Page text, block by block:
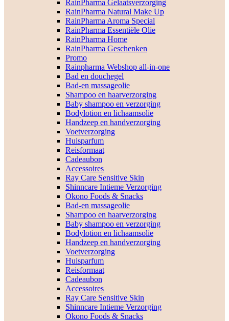
RainPharma Gelaatsverzorging
RainPharma Natural Make Up
RainPharma Aroma Special
RainPharma Essentiële Olie
RainPharma Home
RainPharma Geschenken
Promo
Rainpharma Webshop all-in-one
Bad en douchegel
Bad-en massageolie
Shampoo en haarverzorging
Baby shampoo en verzorging
Bodylotion en lichaamsolie
Handzeep en handverzorging
Voetverzorging
Huisparfum
Reisformaat
Cadeaubon
Accessoires
Ray Care Sensitive Skin
Shinncare Intieme Verzorging
Okono Foods & Snacks
Bad-en massageolie
Shampoo en haarverzorging
Baby shampoo en verzorging
Bodylotion en lichaamsolie
Handzeep en handverzorging
Voetverzorging
Huisparfum
Reisformaat
Cadeaubon
Accessoires
Ray Care Sensitive Skin
Shinncare Intieme Verzorging
Okono Foods & Snacks